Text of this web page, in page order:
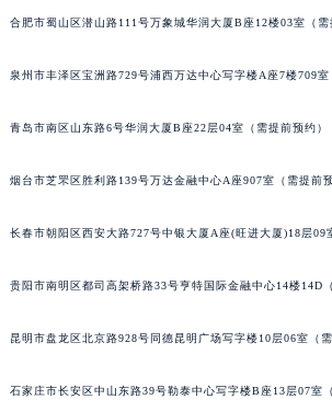
合肥市蜀山区潜山路111号万象城华润大厦B座12楼03室（需
泉州市丰泽区宝洲路729号浦西万达中心写字楼A座7楼709室
青岛市南区山东路6号华润大厦B座22层04室（需提前预约）
烟台市芝罘区胜利路139号万达金融中心A座907室（需提前预
长春市朝阳区西安大路727号中银大厦A座(旺进大厦)18层09
贵阳市南明区都司高架桥路33号亨特国际金融中心14楼14D
昆明市盘龙区北京路928号同德昆明广场写字楼10层06室（需
石家庄市长安区中山东路39号勒泰中心写字楼B座13层07室